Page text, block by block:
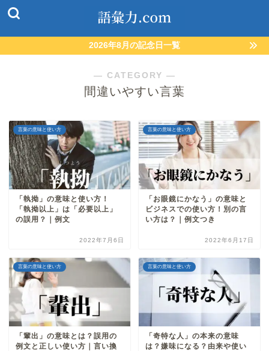
2026年8月の記念日一覧
― CATEGORY ―
間違いやすい言葉
言葉の意味と使い方
「執拗」の意味と使い方！
「執拗以上」は「必要以上」
の誤用？｜例文
2022年7月6日
言葉の意味と使い方
「お眼鏡にかなう」の意味と
ビジネスでの使い方！別の言
い方は？｜例文つき
2022年6月17日
言葉の意味と使い方
「輩出」の意味とは？誤用の
例文と正しい使い方｜言い換
言葉の意味と使い方
「奇特な人」の本来の意味
は？嫌味になる？由来や使い